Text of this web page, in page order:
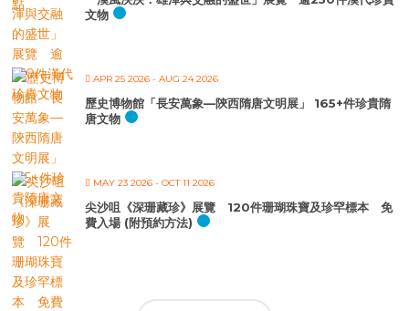
文物
APR 25 2026 - AUG 24 2026
歷史博物館「長安萬象—陝西隋唐文明展」 165+件珍貴隋
唐文物
MAY 23 2026 - OCT 11 2026
尖沙咀《深珊藏珍》展覽 120件珊瑚珠寶及珍罕標本 免
費入場 (附預約方法)